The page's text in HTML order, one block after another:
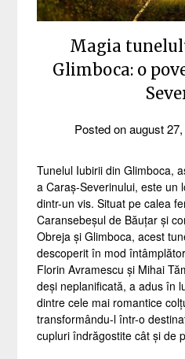
Magia
Glimboca: o
Posted onaugust
Tunelul Iubirii din Glimboca,
a Caraș-Severinului, este un
dintr-un vis. Situat pe calea
Caransebeșul de Băuțar și
Obreja și Glimboca, acest
descoperit în mod
Florin Avramescu și Mihai
deși neplanificată, a adus în
dintre cele mai romantice
transformându-l într-o
cupluri îndrăgostite cât și de